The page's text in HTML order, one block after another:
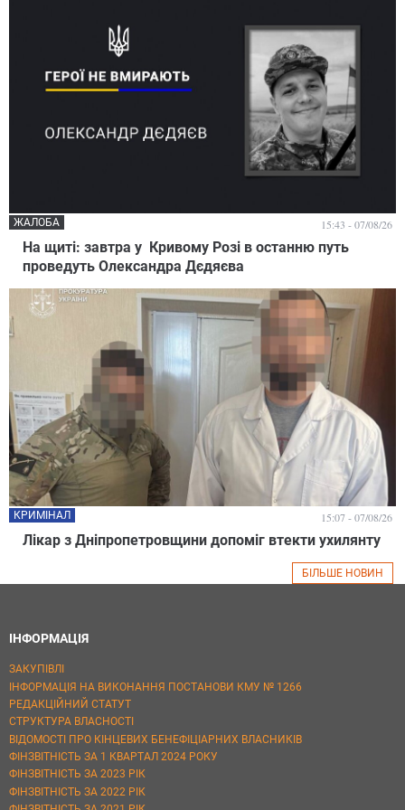
На щиті: завтра у Кривому Розі в останню путь
проведуть Олександра Дєдяєва
ЖАЛОБА 15:43 - 07/08/26
Лікар з Дніпропетровщини допоміг втекти ухилянту
КРИМІНАЛ 15:07 - 07/08/26
БІЛЬШЕ НОВИН
ІНФОРМАЦІЯ
ЗАКУПІВЛІ
ІНФОРМАЦІЯ НА ВИКОНАННЯ ПОСТАНОВИ КМУ № 1266
РЕДАКЦІЙНИЙ СТАТУТ
СТРУКТУРА ВЛАСНОСТІ
ВІДОМОСТІ ПРО КІНЦЕВИХ БЕНЕФІЦІАРНИХ ВЛАСНИКІВ
ФІНЗВІТНІСТЬ ЗА 1 КВАРТАЛ 2024 РОКУ
ФІНЗВІТНІСТЬ ЗА 2023 РІК
ФІНЗВІТНІСТЬ ЗА 2022 РІК